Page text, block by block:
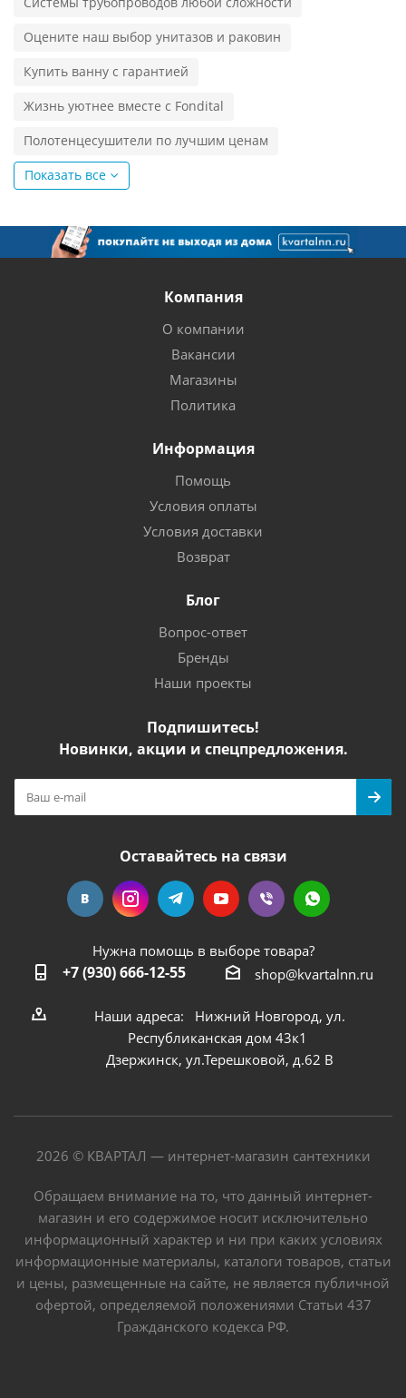
Оцените наш выбор унитазов и раковин
Купить ванну с гарантией
Жизнь уютнее вместе с Fondital
Полотенцесушители по лучшим ценам
Показать все
Компания
О компании
Вакансии
Магазины
Политика
Информация
Помощь
Условия оплаты
Условия доставки
Возврат
Блог
Вопрос-ответ
Бренды
Наши проекты
Подпишитесь!
Новинки, акции и спецпредложения.
Оставайтесь на связи
Нужна помощь в выборе товара?
+7 (930) 666-12-55 shop@kvartalnn.ru
Наши адреса: Нижний Новгород, ул.
Республиканская дом 43к1
Дзержинск, ул.Терешковой, д.62 В
2026 © КВАРТАЛ — интернет-магазин сантехники
Обращаем внимание на то, что данный интернет-
магазин и его содержимое носит исключительно
информационный характер и ни при каких условиях
информационные материалы, каталоги товаров, статьи
и цены, размещенные на сайте, не является публичной
офертой, определяемой положениями Статьи 437
Гражданского кодекса РФ.